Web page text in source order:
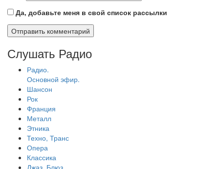
Да, добавьте меня в свой список рассылки
Слушать Радио
Радио.
Основной эфир.
Шансон
Рок
Франция
Металл
Этника
Техно, Транс
Опера
Классика
Джаз, Блюз